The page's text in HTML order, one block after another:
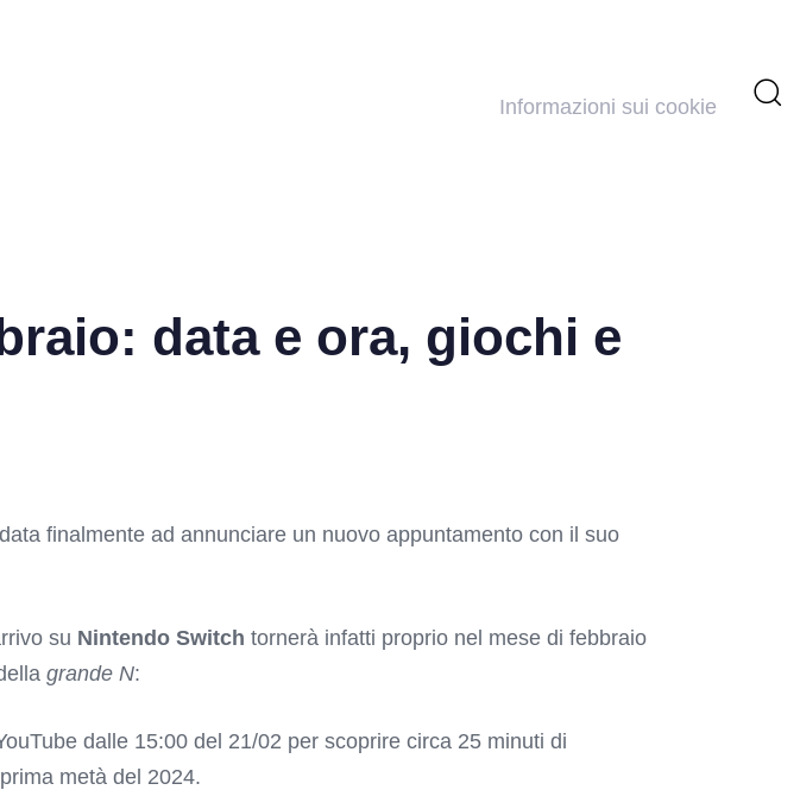
Informazioni sui cookie
data e ora, giochi e
finalmente ad annunciare un nuovo appuntamento con il suo
su Nintendo Switch tornerà infatti proprio nel mese di febbraio
grande N:
dalle 15:00 del 21/02 per scoprire circa 25 minuti di
metà del 2024.